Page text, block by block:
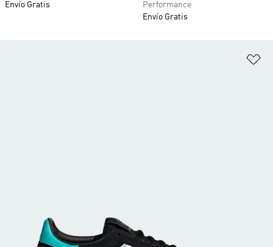
Envío Gratis
Performance
Envío Gratis